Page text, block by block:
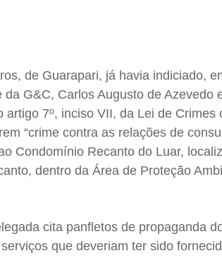
de Guarapari, já havia indiciado,
G&C, Carlos Augusto de Azevedo
7º, inciso VII, da Lei de Crimes
“crime contra as relações de
Condomínio Recanto do Luar,
dentro da Área de Proteção
cita panfletos de propaganda
que deveriam ter sido